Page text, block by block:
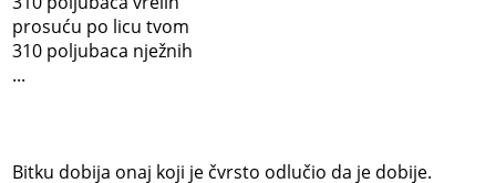
prosuću po licu tvom
310 poljubaca nježnih
...
Bitku dobija onaj koji je čvrsto odlučio da je dobije.